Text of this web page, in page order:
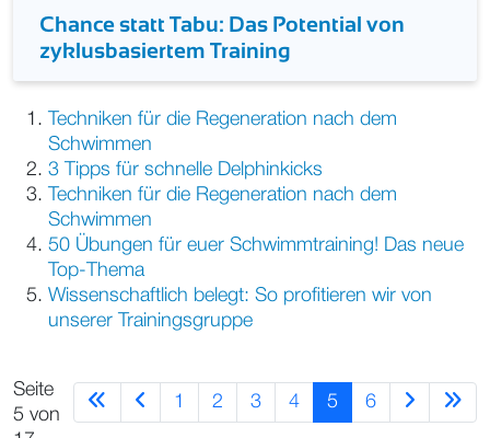
Chance statt Tabu: Das Potential von
zyklusbasiertem Training
Techniken für die Regeneration nach dem
Schwimmen
3 Tipps für schnelle Delphinkicks
Techniken für die Regeneration nach dem
Schwimmen
50 Übungen für euer Schwimmtraining! Das neue
Top-Thema
Wissenschaftlich belegt: So profitieren wir von
unserer Trainingsgruppe
Seite
5 von
1 2 3 4 5 6